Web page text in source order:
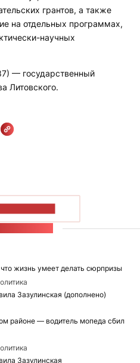
грантов, а также
на отдельных программах,
научных
— государственный
Литовского.
жизнь умеет делать сюрпризы
Зазулинская (дополнено)
районе — водитель мопеда сбил
Зазулинская